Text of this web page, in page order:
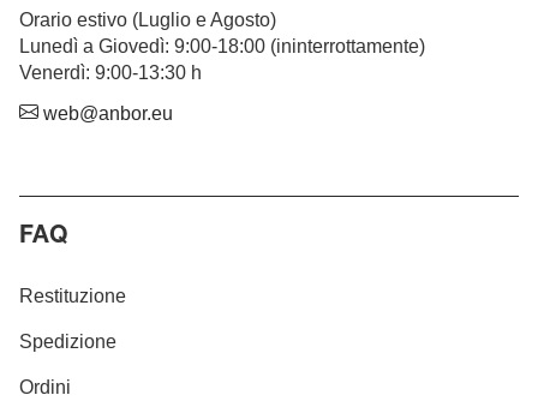
Orario estivo (Luglio e Agosto)
Lunedì a Giovedì: 9:00-18:00 (ininterrottamente)
Venerdì: 9:00-13:30 h
web@anbor.eu
FAQ
Restituzione
Spedizione
Ordini